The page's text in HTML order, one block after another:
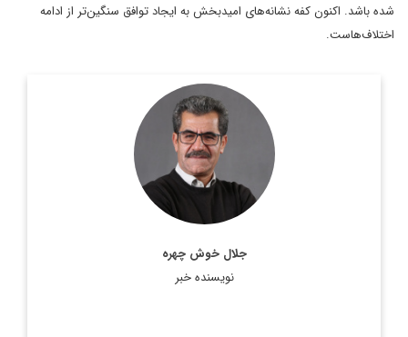
شده باشد. اکنون کفه نشانه‌های امیدبخش به ایجاد توافق سنگین‌تر از ادامه
اختلاف‌هاست.
جلال خوش چهره
نویسنده خبر
روزنامه‌نگار و تحلیلگر مسائل بین‌الملل
اطلاعات بیشتر